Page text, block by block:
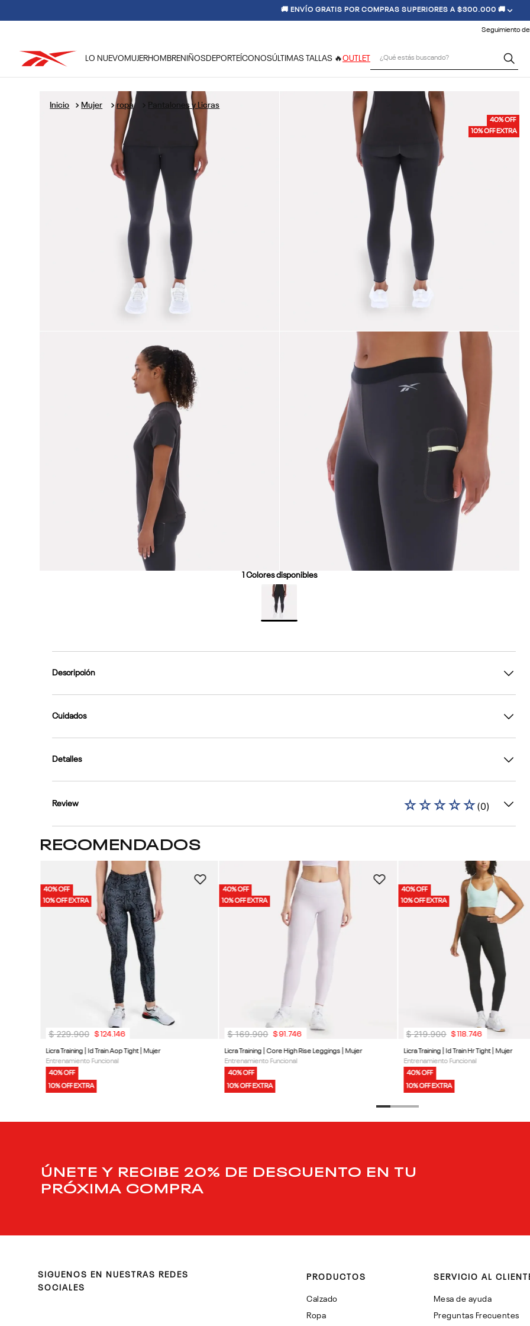
🚚 ENVÍO GRATIS POR COMPRAS SUPERIORES A $300.000 🚚
Seguimiento
LO NUEVO MUJERHOMBRENIÑOSDEPORTE ÍCONOSÚLTIMAS TALLAS 🔥OUTLET
40% OFF
10% OFF EXTRA
Mujer ropa Pantalones y Licras
Colores disponibles
Descripción
Cuidados
Detalles
Review ☆☆☆☆☆(0)
RECOMENDADOS
40% OFF
10% OFF EXTRA
Licra Training | Id Train Aop Tight | Mujer
Entrenamiento Funcional
40% OFF
10% OFF EXTRA
$ 229.900 $124.146
40% OFF
10% OFF EXTRA
Licra Training | Core High Rise Leggings | Mujer
Entrenamiento Funcional
40% OFF
10% OFF EXTRA
$ 169.900 $91.746
40% OFF
10% OFF EXTRA
Licra Training | Id Train Hr Tight | Mujer
Entrenamiento Funcional
40% OFF
10% OFF EXTRA
$ 219.900 $118.746
ÚNETE Y RECIBE 20% DE DESCUENTO EN TU
PRÓXIMA COMPRA
SIGUENOS EN NUESTRAS REDES
SOCIALES
PRODUCTOS
Calzado
Ropa
SERVICIO AL
Mesa de ayuda
Preguntas Frecuentes
1
tenis hombre
tenis reebok classics
once caldas
fútbol
américa cali
camisetas
10. reebok classics